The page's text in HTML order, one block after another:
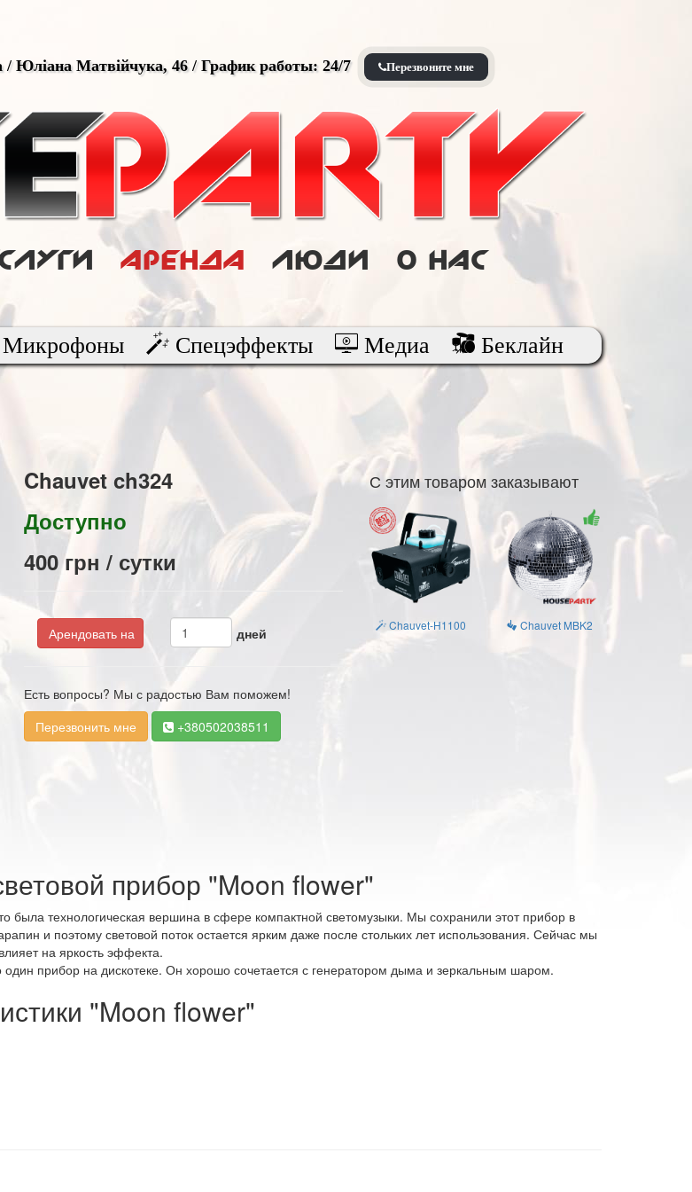
/ Юліана Матвійчука, 46 / График работы: 24/7 Перезвоните мне
Аренда Люди О нас
Микрофоны Спецэффекты Медиа Беклайн
Chauvet ch324
Доступно
400 грн / сутки
Арендовать на дней
Есть вопросы? Мы с радостью Вам поможем!
Перезвонить мне
+380502038511
С этим товаром заказывают
Chauvet-H1100 Chauvet MBK2
прибор "Moon flower"
технологическая вершина в сфере компактной светомузыки. Мы сохранили этот прибор в
и поэтому световой поток остается ярким даже после стольких лет использования. Сейчас мы
на яркость эффекта.
один прибор на дискотеке. Он хорошо сочетается с генератором дыма и зеркальным шаром.
"Moon flower"